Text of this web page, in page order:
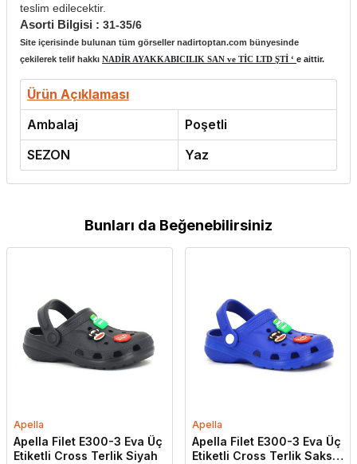
teslim edilecektir.
Asorti Bilgisi : 31-35/6
Site içerisinde bulunan tüm görseller nadirtoptan.com bünyesinde
çekilerek telif hakkı NADİR AYAKKABICILIK SAN ve TİC LTD ŞTİ ‘ e aittir.
Ürün Açıklaması
Ambalaj
Poşetli
SEZON
Yaz
Bunları da Beğenebilirsiniz
Apella
Apella Filet E300-3 Eva Üç
Etiketli Cross Terlik Siyah
Apella
Apella Filet E300-3 Eva Üç
Etiketli Cross Terlik Saks